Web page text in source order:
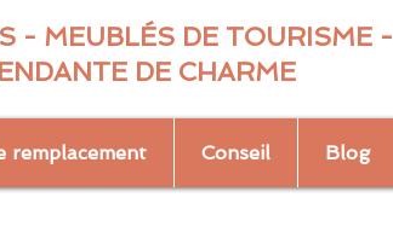
- MEUBLÉS DE TOURISME -
DE CHARME
remplacement Conseil Blog